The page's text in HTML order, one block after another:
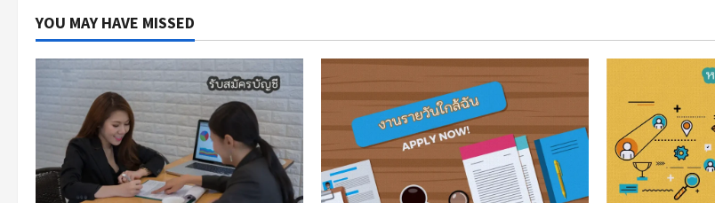
YOU MAY HAVE MISSED